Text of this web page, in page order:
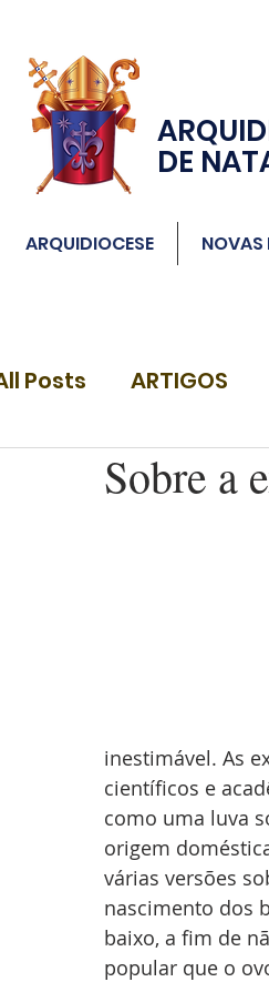
DE
ARQUIDIOCESE NOVAS
Posts ARTIGOS
DIÁCONOSSobre a
inestimável. As
científicos e
como uma luva
origem
várias versões
nascimento dos
baixo, a fim de
popular que o